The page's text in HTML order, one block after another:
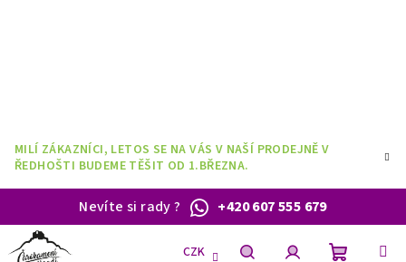
MILÍ ZÁKAZNÍCI, LETOS SE NA VÁS V NAŠÍ PRODEJNĚ V
ŘEDHOŠTI BUDEME TĚŠIT OD 1.BŘEZNA.
Nevíte si rady? +420 607 555 679
CZK